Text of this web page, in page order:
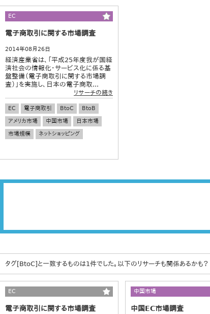
EC
電子商取引に関する市場調査
2014年08月26日
経済産業省は、「平成25年度我が国経
済社会の情報化・サービス化に係る基
盤整備（電子商取引に関する市場調
査）」を実施し、日本の電子商取...
リサーチの続き
EC 電子商取引 BtoC
BtoB
アメリカ市場
中国市場
日本市場
市場規模
ネットショッピング
タグ[BtoC]と一致するものは1件でした。以下のリサーチも関係あるかも？
EC
電子商取引に関する市場調査
中国市場
中国EC市場調査